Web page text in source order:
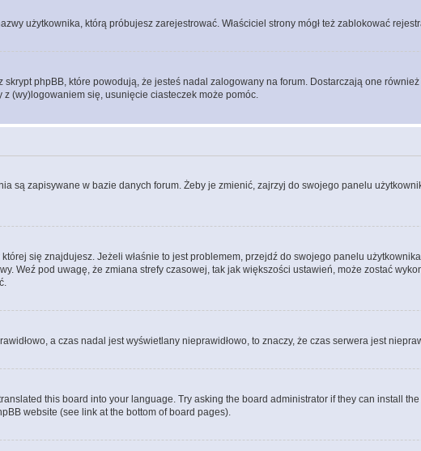
użytkownika, którą próbujesz zarejestrować. Właściciel strony mógł też zablokować
phpBB, które powodują, że jesteś nadal zalogowany na forum. Dostarczają one
z (wy)logowaniem się, usunięcie ciasteczek może pomóc.
są zapisywane w bazie danych forum. Żeby je zmienić, zajrzyj do swojego panelu
się znajdujesz. Jeżeli właśnie to jest problemem, przejdź do swojego panelu
Weź pod uwagę, że zmiana strefy czasowej, tak jak większości ustawień, może zostać
a czas nadal jest wyświetlany nieprawidłowo, to znaczy, że czas serwera jest
this board into your language. Try asking the board administrator if they can install
website (see link at the bottom of board pages).